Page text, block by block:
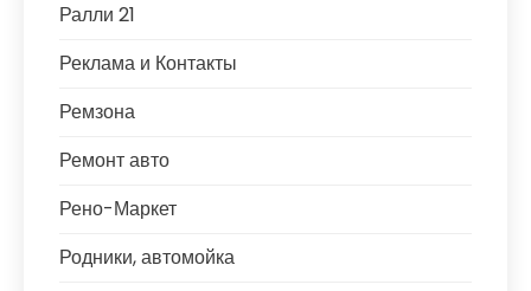
Ралли 21
Реклама и Контакты
Ремзона
Ремонт авто
Рено-Маркет
Родники, автомойка